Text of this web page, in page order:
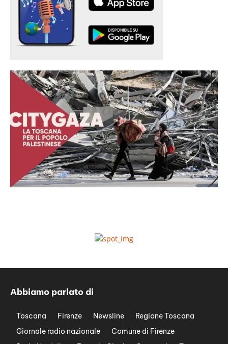
Abbiamo parlato di
Toscana Firenze Newsline
Regione Toscana
Giornale radio nazionale
Comune di Firenze